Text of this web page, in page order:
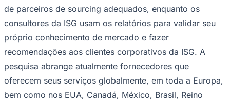
de parceiros de sourcing adequados, enquanto os
consultores da ISG usam os relatórios para validar seu
próprio conhecimento de mercado e fazer
recomendações aos clientes corporativos da ISG. A
pesquisa abrange atualmente fornecedores que
oferecem seus serviços globalmente, em toda a Europa,
bem como nos EUA, Canadá, México, Brasil, Reino